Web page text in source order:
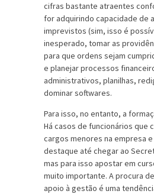
cifras bastante atraentes
for adquirindo capacidade de
imprevistos (sim, isso é
inesperado, tomar as
para que ordens sejam
e planejar processos
administrativos, planilhas,
dominar softwares.
Para isso, no entanto, a
Há casos de funcionários que
cargos menores na empresa
destaque até chegar ao
mas para isso apostar em
muito importante. A procura
apoio à gestão é uma